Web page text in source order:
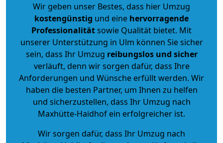
Wir geben unser Bestes, dass hier Umzug
kostengünstig und eine hervorragende
Professionalitätsowie Qualität bietet. Mit
unserer Unterstützung in Ulm können Sie sicher
sein, dass Ihr Umzug reibungslos und sicher
verläuft, denn wir sorgen dafür, dass Ihre
Anforderungen und Wünsche erfüllt werden. Wir
haben die besten Partner, um Ihnen zu helfen
und sicherzustellen, dass Ihr Umzug nach
Maxhütte-Haidhof ein erfolgreicher ist.
Wir sorgen dafür, dass Ihr Umzug nach